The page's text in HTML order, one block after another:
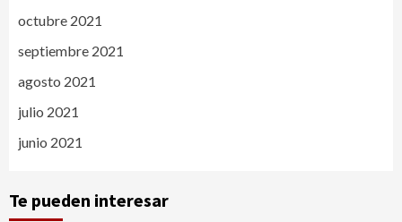
octubre 2021
septiembre 2021
agosto 2021
julio 2021
junio 2021
Te pueden interesar